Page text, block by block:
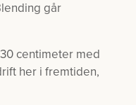
går
centimeter med
her i fremtiden,